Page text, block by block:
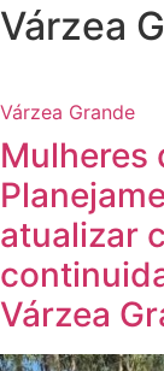
Várzea
Várzea Grande
Mulheres
atualizar
Várzea